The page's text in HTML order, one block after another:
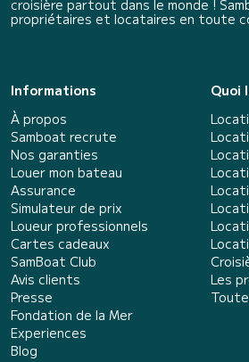
croisière partout dans le monde !
propriétaires et locataires en toute
Informations
À propos
Samboat recrute
Nos garanties
Louer mon bateau
Assurance
Simulateur de prix
Loueur professionnels
Cartes cadeaux
SamBoat Club
Avis clients
Presse
Fondation de la Mer
Experiences
Blog
Quoi
Les